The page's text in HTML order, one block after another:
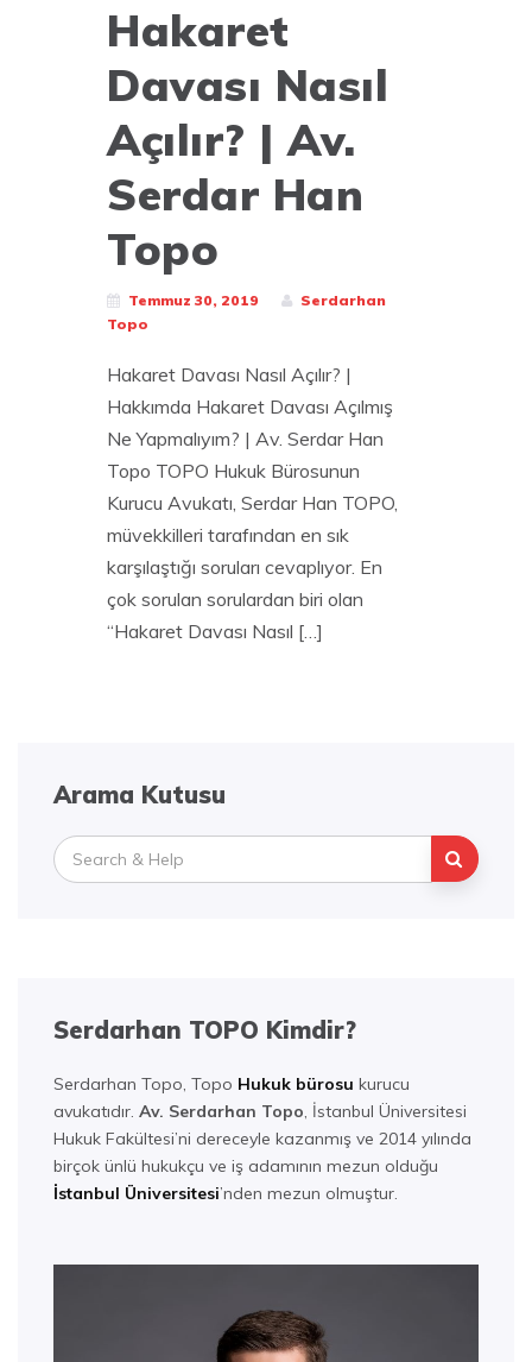
Hakaret
Davası Nasıl
Açılır? | Av.
Serdar Han
Topo
Temmuz 30, 2019
Serdarhan
Topo
Hakaret Davası Nasıl Açılır? |
Hakkımda Hakaret Davası Açılmış
Ne Yapmalıyım? | Av. Serdar Han
Topo TOPO Hukuk Bürosunun
Kurucu Avukatı, Serdar Han TOPO,
müvekkilleri tarafından en sık
karşılaştığı soruları cevaplıyor. En
çok sorulan sorulardan biri olan
“Hakaret Davası Nasıl […]
Arama Kutusu
Search
for:
Serdarhan TOPO Kimdir?
Serdarhan Topo, Topo Hukuk bürosu kurucu
avukatıdır. Av. Serdarhan Topo, İstanbul Üniversitesi
Hukuk Fakültesi’ni dereceyle kazanmış ve 2014 yılında
birçok ünlü hukukçu ve iş adamının mezun olduğu
İstanbul Üniversitesi’nden mezun olmuştur.